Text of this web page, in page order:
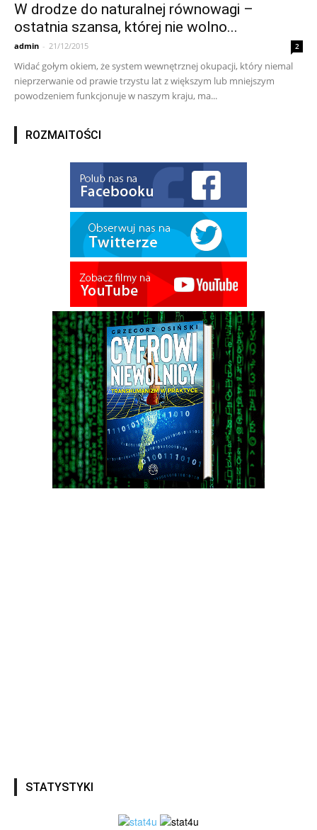
W drodze do naturalnej równowagi –
ostatnia szansa, której nie wolno...
admin - 21/12/2015 2
Widać gołym okiem, że system wewnętrznej okupacji, który niemal
nieprzerwanie od prawie trzystu lat z większym lub mniejszym
powodzeniem funkcjonuje w naszym kraju, ma...
ROZMAITOŚCI
STATYSTYKI